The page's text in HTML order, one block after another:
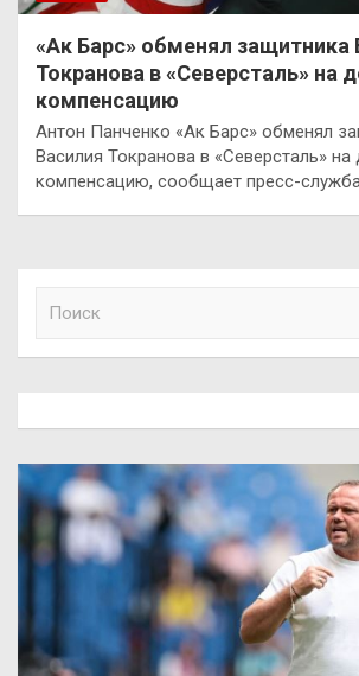
«Ак Барс» обменял защитника
Токранова в «Северсталь» на
компенсацию
Антон Панченко «Ак Барс» обменял
Василия Токранова в «Северсталь»
компенсацию, сообщает пресс-